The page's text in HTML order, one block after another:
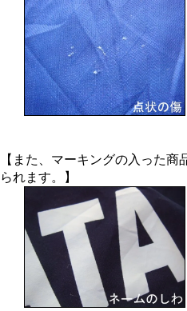
【また、マーキングの入った
られます。】